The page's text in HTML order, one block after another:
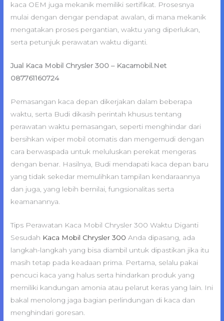
kaca OEM juga mekanik memiliki sertifikat. Prosesnya
mulai dengan dengar pendapat awalan, di mana mekanik
mengatakan proses pergantian, waktu yang diperlukan,
serta petunjuk perawatan waktu diganti.
Jual Kaca Mobil Chrysler 300 – Kacamobil.Net
087761160724
Pemasangan kaca depan dikerjakan dalam beberapa
waktu, serta Budi dikasih perintah khusus tentang
perawatan waktu pemasangan, seperti menghindar dari
bersihkan wiper mobil otomatis dan mengemudi dengan
cara berwaspada untuk meluluskan perekat mengeras
dengan benar. Hasilnya, Budi mendapati kaca depan baru
yang tidak sekedar memulihkan tampilan kendaraannya
dan juga, yang lebih bernilai, fungsionalitas serta
keamanannya.
Tips Perawatan Kaca Mobil Chrysler 300 Waktu Diganti
Sesudah Kaca Mobil Chrysler 300 Anda dipasang, ada
langkah-langkah yang bisa diambil untuk dipastikan jika itu
masih tetap pada keadaan prima. Pertama, selalu pakai
pencuci kaca yang halus serta hindarkan produk yang
memiliki kandungan amonia atau pelarut keras yang lain. Ini
bakal menolong jaga bagian perlindungan di kaca dan
menghindari goresan.